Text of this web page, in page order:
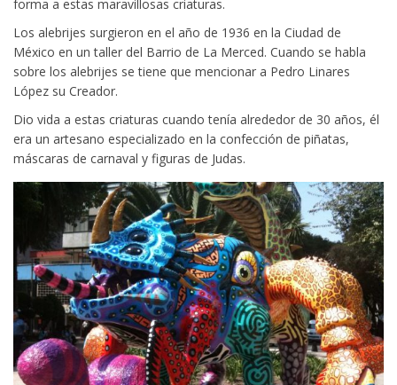
forma a estas maravillosas criaturas.
Los alebrijes surgieron en el año de 1936 en la Ciudad de
México en un taller del Barrio de La Merced. Cuando se habla
sobre los alebrijes se tiene que mencionar a Pedro Linares
López su Creador.
Dio vida a estas criaturas cuando tenía alrededor de 30 años, él
era un artesano especializado en la confección de piñatas,
máscaras de carnaval y figuras de Judas.